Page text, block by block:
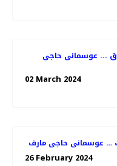
... عوسمانی حاجی
02 March 2024
… عوسمانی حاجی مارف
26 February 2024